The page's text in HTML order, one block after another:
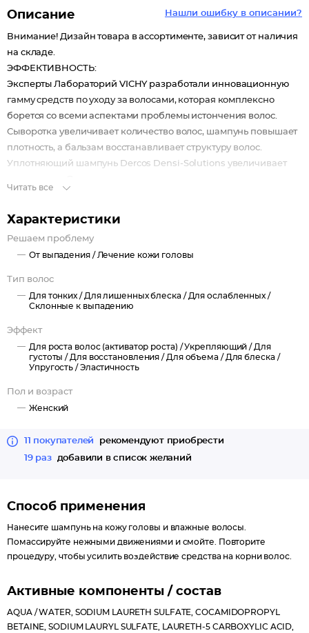
Нашли ошибку в описании?
Описание
Внимание! Дизайн товара в ассортименте, зависит от наличия
на складе.
ЭФФЕКТИВНОСТЬ:
Эксперты Лабораторий VICHY разработали инновационную
гамму средств по уходу за волосами, которая комплексно
борется со всеми аспектами проблемы истончения волос.
Сыворотка увеличивает количество волос, шампунь повышает
плотность, а бальзам восстанавливает структуру волос.
Уплотняющий шампунь Dercos Densi-Solutions увеличивает
АКТИВНЫЕ КОМПОНЕНТЫ:
РАМНОЗА — растительный сахарид, способствует
улучшению качества кожи головы и волосяных фолликулов
ФИЛОКСАН — инновационная молекула, способная
проникать внутрь волоса и связываться с его белковыми
плотность и диаметр волоса.
РЕЗУЛЬТАТЫ:
+40% объема при использовании только шампуня
+62% объема при сочетанном использовании шампуня и
В 3,8 раза больше блеска при сочетанном использовании
шампуня и бальзама Densi-Solutions.
Через 2 недели:
волос при использовании сыворотки, шампуня и бальзама.
Через 6 недель:
91% - волосы выглядят объемными.
95% - волосы заметно более сильные.
Читать все
Характеристики
Решаем проблему
От выпадения / Лечение кожи головы
Тип волос
Для тонких / Для лишенных блеска / Для ослабленных /
Склонные к выпадению
Эффект
Для роста волос (активатор роста) /Укрепляющий / Для
густоты / Для восстановления / Для объема / Для блеска /
Упругость /Эластичность
Пол и возраст
Женский
11 покупателей
рекомендуют приобрести
19 раз
добавили в список желаний
Способ применения
Нанесите шампунь на кожу головы и влажные волосы.
Помассируйте нежными движениями и смойте. Повторите
процедуру, чтобы усилить воздействие средства на корни волос.
Активные компоненты / состав
AQUA / WATER, SODIUM LAURETH SULFATE, COCAMIDOPROPYL
BETAINE, SODIUM LAURYL SULFATE, LAURETH-5 CARBOXYLIC ACID,